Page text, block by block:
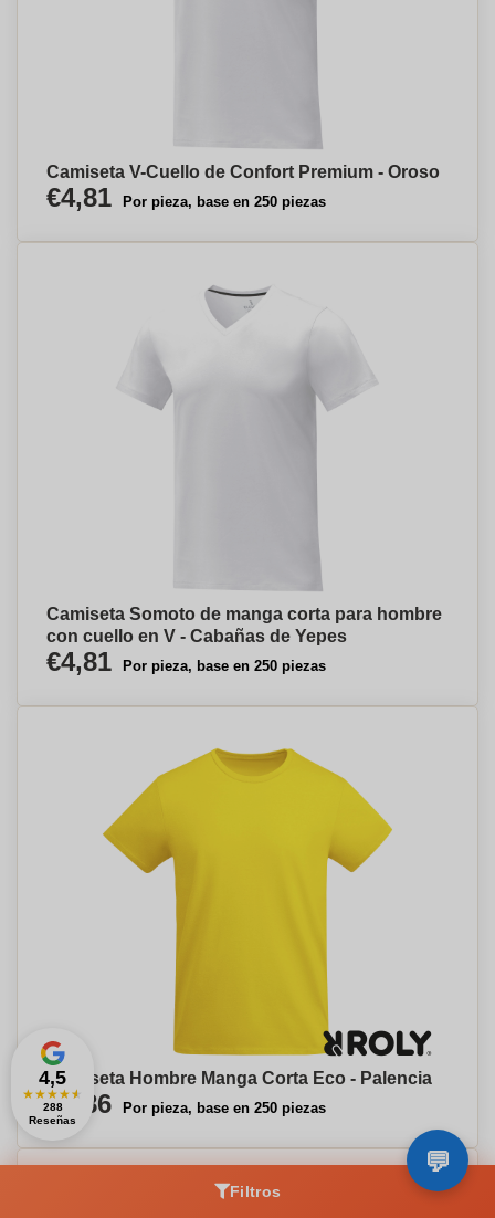
Camiseta V-Cuello de Confort Premium - Oroso
€4,81 Por pieza, base en 250 piezas
Camiseta Somoto de manga corta para hombre
con cuello en V - Cabañas de Yepes
€4,81 Por pieza, base en 250 piezas
Camiseta Hombre Manga Corta Eco - Palencia
€5,86 Por pieza, base en 250 piezas
Filtros
4,5
★★★★★
288
Reseñas